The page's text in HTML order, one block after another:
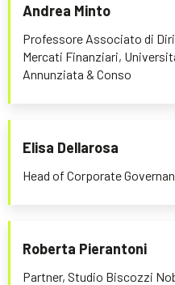
Andrea Minto
Professore Associato di
Mercati Finanziari,
Annunziata & Conso
Elisa Dellarosa
Head of Corporate
Roberta Pierantoni
Partner, Studio Biscozzi